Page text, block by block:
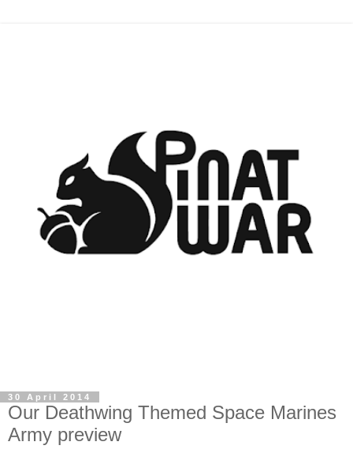
30 April 2014
Our Deathwing Themed Space Marines
Army preview